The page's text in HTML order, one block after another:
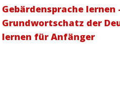
Gebärdensprache
Grundwortschatz der
lernen für Anfänger